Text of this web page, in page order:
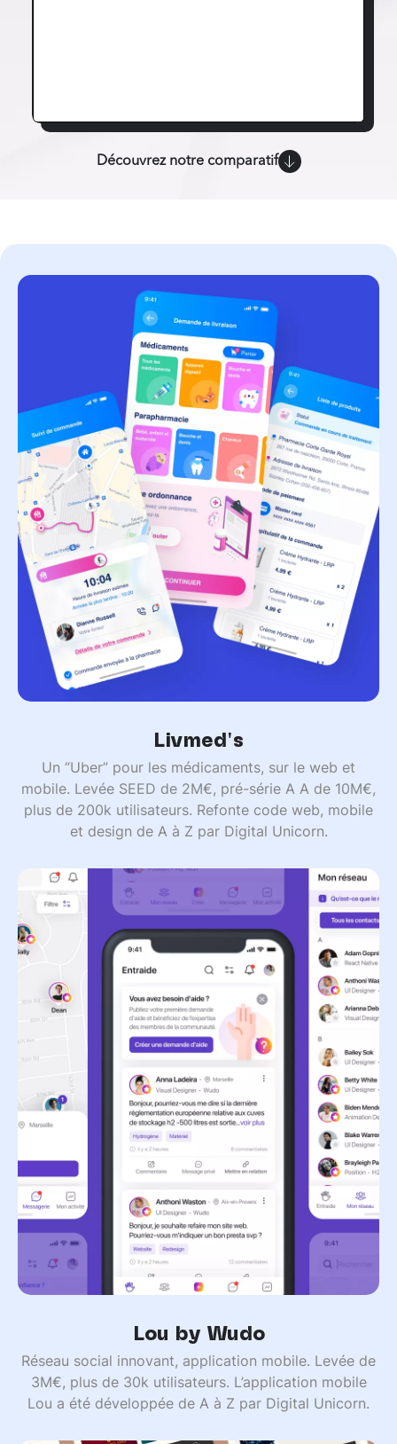
Découvrez notre comparatif
Livmed's
Un “Uber” pour les médicaments, sur le web et
mobile. Levée SEED de 2M€, pré-série A A de 10M€,
plus de 200k utilisateurs. Refonte code web, mobile
et design de A à Z par Digital Unicorn.
Lou by Wudo
Réseau social innovant, application mobile. Levée de
3M€, plus de 30k utilisateurs. L’application mobile
Lou a été développée de A à Z par Digital Unicorn.